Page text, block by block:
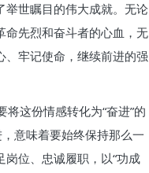
举世瞩目的伟大成就。无论
命先烈和奋斗者的心血，无
牢记使命，继续前进的强
这份情感转化为“奋进”的
意味着要始终保持那么一
位、忠诚履职，以“功成